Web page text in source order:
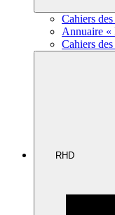
Cahiers
Annuaire «
Cahiers
RHD